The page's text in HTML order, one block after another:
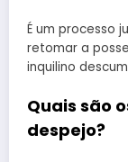
É um processo
retomar a
inquilino
Quais são
despejo?